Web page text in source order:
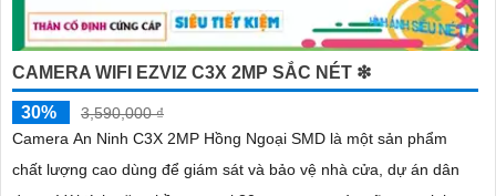
CAMERA WIFI EZVIZ C3X 2MP SẮC NÉT ❇
30%
3,590,000 ₫
Camera An Ninh C3X 2MP Hồng Ngoại SMD là một sản phẩm
chất lượng cao dùng để giám sát và bảo vệ nhà cửa, dự án dân